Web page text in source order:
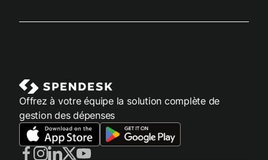
Offrez à votre équipe la solution complète de
gestion des dépenses